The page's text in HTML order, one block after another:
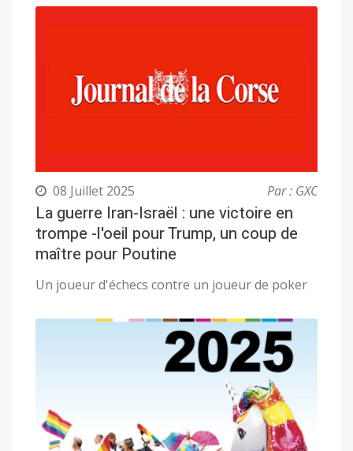
08 Juillet 2025 Par : GXC
La guerre Iran-Israël : une victoire en
trompe -l'oeil pour Trump, un coup de
maître pour Poutine
Un joueur d'échecs contre un joueur de poker